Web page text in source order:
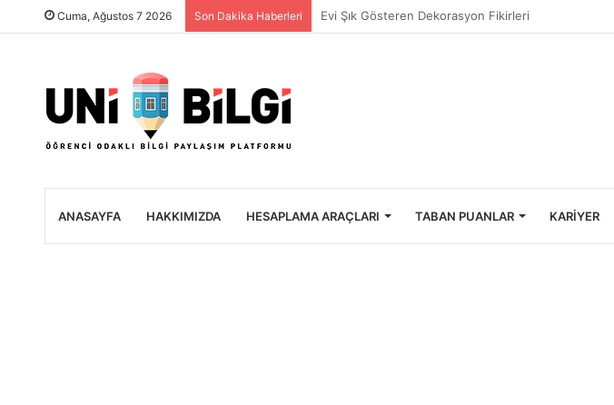
Cuma, Ağustos 7 2026 Son Dakika Haberleri Üniversite Öğrencileri İçin Ekonomik Tatil Rehberi
ANASAYFA HAKKIMIZDA HESAPLAMA ARAÇLARI TABAN PUANLAR KARIYER